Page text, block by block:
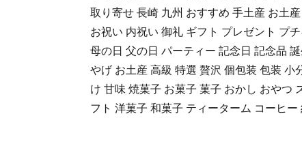
取り寄せ 長崎 九州 おすすめ 手土産 お土
お祝い 内祝い 御礼 ギフト プレゼント プ
母の日 父の日 パーティー 記念日 記念品
やげ お土産 高級 特選 贅沢 個包装 包装 小
け 甘味 焼菓子 お菓子 菓子 おかし おやつ
フト 洋菓子 和菓子 ティーターム コーヒー